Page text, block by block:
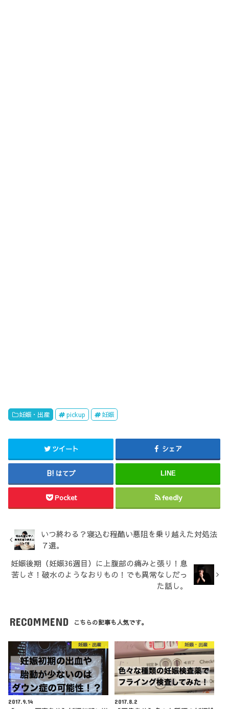
妊娠・出産 pickup 妊娠
ツイート シェア
はてブ LINE
Pocket feedly
いつ終わる？寝込む程酷い悪阻を乗り越えた対処法
７選。
妊娠後期（妊娠36週目）に上腹部の痛みと張り！息
苦しさ！破水のようなおりもの！でも異常なしだっ
た話し。
RECOMMEND こちらの記事も人気です。
妊娠・出産
2017.9.14
妊娠・出産
2017.8.2